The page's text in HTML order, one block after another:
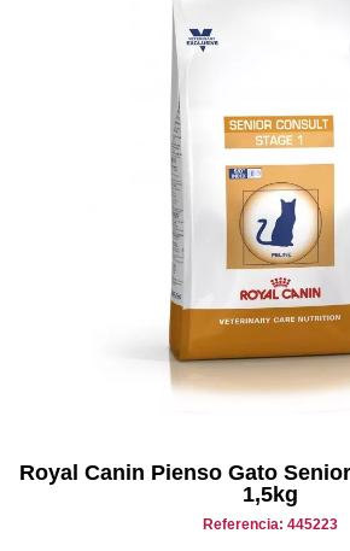
Royal Canin Pienso Gato
1,5kg
Referencia: 445223